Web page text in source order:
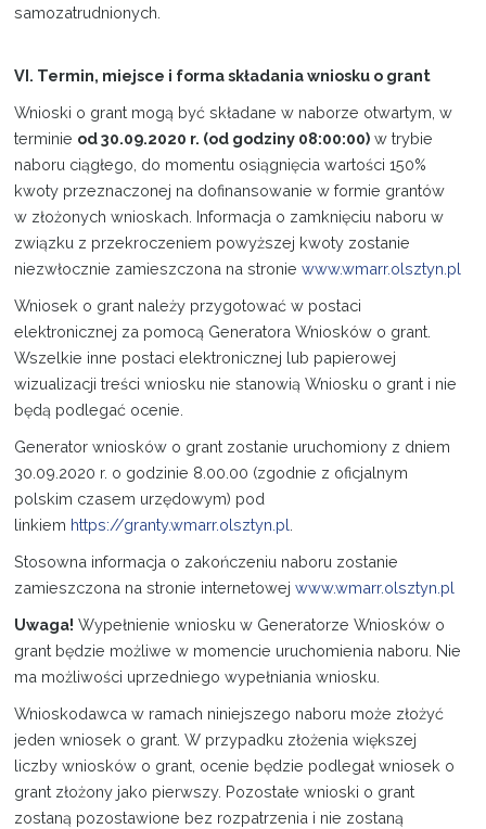
samozatrudnionych.
VI. Termin, miejsce i forma składania wniosku o grant
Wnioski o grant mogą być składane w naborze otwartym, w
terminie od 30.09.2020 r. (od godziny 08:00:00) w trybie
naboru ciągłego, do momentu osiągnięcia wartości 150%
kwoty przeznaczonej na dofinansowanie w formie grantów
w złożonych wnioskach. Informacja o zamknięciu naboru w
związku z przekroczeniem powyższej kwoty zostanie
niezwłocznie zamieszczona na stronie www.wmarr.olsztyn.pl
Wniosek o grant należy przygotować w postaci
elektronicznej za pomocą Generatora Wniosków o grant.
Wszelkie inne postaci elektronicznej lub papierowej
wizualizacji treści wniosku nie stanowią Wniosku o grant i nie
będą podlegać ocenie.
Generator wniosków o grant zostanie uruchomiony z dniem
30.09.2020 r. o godzinie 8.00.00 (zgodnie z oficjalnym
polskim czasem urzędowym) pod
linkiem https://granty.wmarr.olsztyn.pl
Stosowna informacja o zakończeniu naboru zostanie
zamieszczona na stronie internetowej www.wmarr.olsztyn.pl
Uwaga! Wypełnienie wniosku w Generatorze Wniosków o
grant będzie możliwe w momencie uruchomienia naboru. Nie
ma możliwości uprzedniego wypełniania wniosku.
Wnioskodawca w ramach niniejszego naboru może złożyć
jeden wniosek o grant. W przypadku złożenia większej
liczby wniosków o grant, ocenie będzie podlegał wniosek o
grant złożony jako pierwszy. Pozostałe wnioski o grant
zostaną pozostawione bez rozpatrzenia i nie zostaną